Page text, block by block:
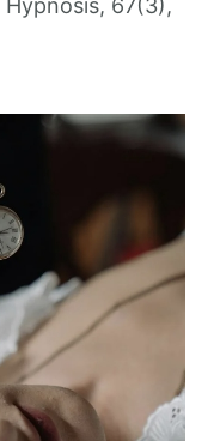
67(3),